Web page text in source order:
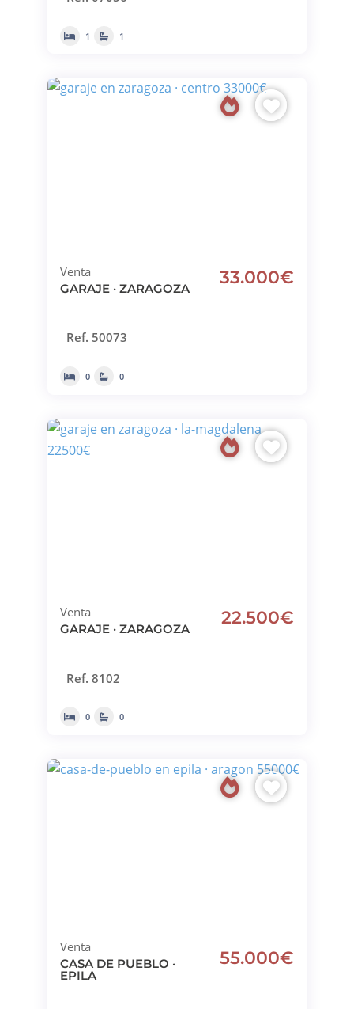
1 1
Venta
GARAJE · ZARAGOZA
33.000€
Ref. 50073
0 0
Venta
GARAJE · ZARAGOZA
22.500€
Ref. 8102
0 0
Venta
CASA DE PUEBLO ·
EPILA
55.000€